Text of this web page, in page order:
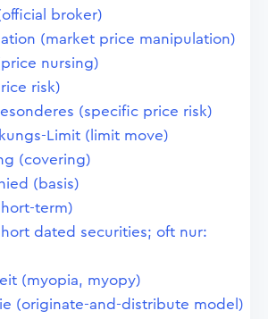
broker)
(market price manipulation)
nursing)
risk)
(specific price risk)
Limit (limit move)
(covering)
(basis)
term)
dated securities; oft nur:
(myopia, myopy)
(originate-and-distribute model)